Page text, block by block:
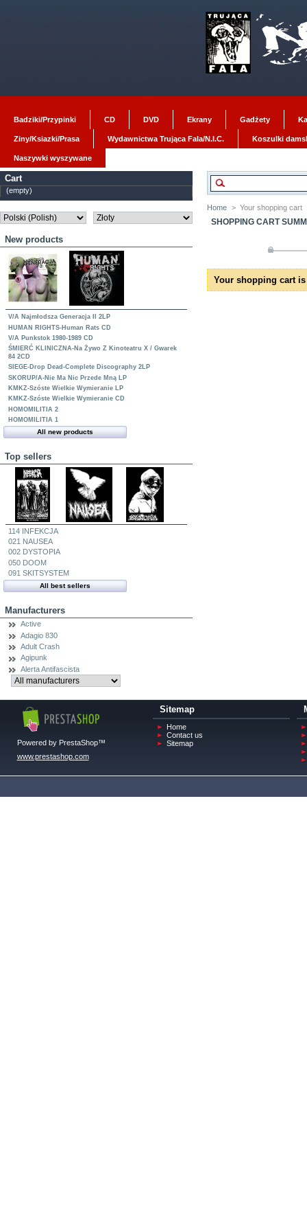
Badziki/Przypinki CD DVD Ekrany Gadżety
Ziny/Ksiazki/Prasa Wydawnictwa Trująca Fala/N.I.C. Koszulki
Naszywki wyszywane
Cart
(empty)
New products
V/A Najmłodsza Generacja II 2LP
HUMAN RIGHTS-Human Rats CD
V/A Punkstok 1980-1989 CD
ŚMIERĆ KLINICZNA-Na Żywo Z Kinoteatru X / Gwarek
84 2CD
SIEGE-Drop Dead-Complete Discography 2LP
SKORUP/A-Nie Ma Nic Przede Mną LP
KMKZ-Szóste Wielkie Wymieranie LP
KMKZ-Szóste Wielkie Wymieranie CD
HOMOMILITIA 2
HOMOMILITIA 1
All new products
Top sellers
114 INFEKCJA
021 NAUSEA
002 DYSTOPIA
050 DOOM
091 SKITSYSTEM
All best sellers
Manufacturers
Active
Adagio 830
Adult Crash
Agipunk
Alerta Antifascista
Home > Your shopping cart
SHOPPING CART
Your shopping cart
Powered by PrestaShop™
www.prestashop.com
Sitemap
Home
Contact us
Sitemap